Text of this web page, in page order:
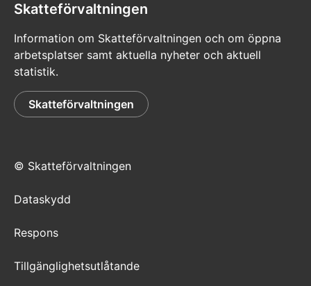
Skatteförvaltningen
Information om Skatteförvaltningen och om öppna
arbetsplatser samt aktuella nyheter och aktuell
statistik.
Skatteförvaltningen
© Skatteförvaltningen
Dataskydd
Respons
Tillgänglighetsutlåtande